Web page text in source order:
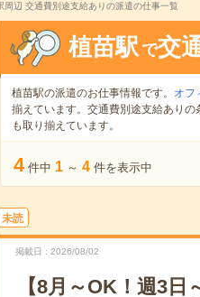
周辺 交通費別途支給ありの派遣の仕事一覧
植苗駅 で交
植苗駅の派遣のお仕事情報です。 オフ
揃えています。交通費別途支給ありの
も取り揃えています。
4 件中 1 ～ 4 件を表示中
未読
掲載日 2026/08/02
【8月～OK！週3